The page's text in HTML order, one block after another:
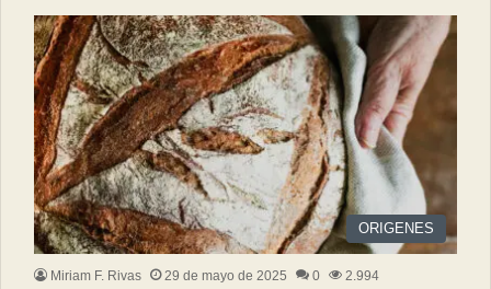
ORIGENES
Miriam F. Rivas 29 de mayo de 2025 0 2.994